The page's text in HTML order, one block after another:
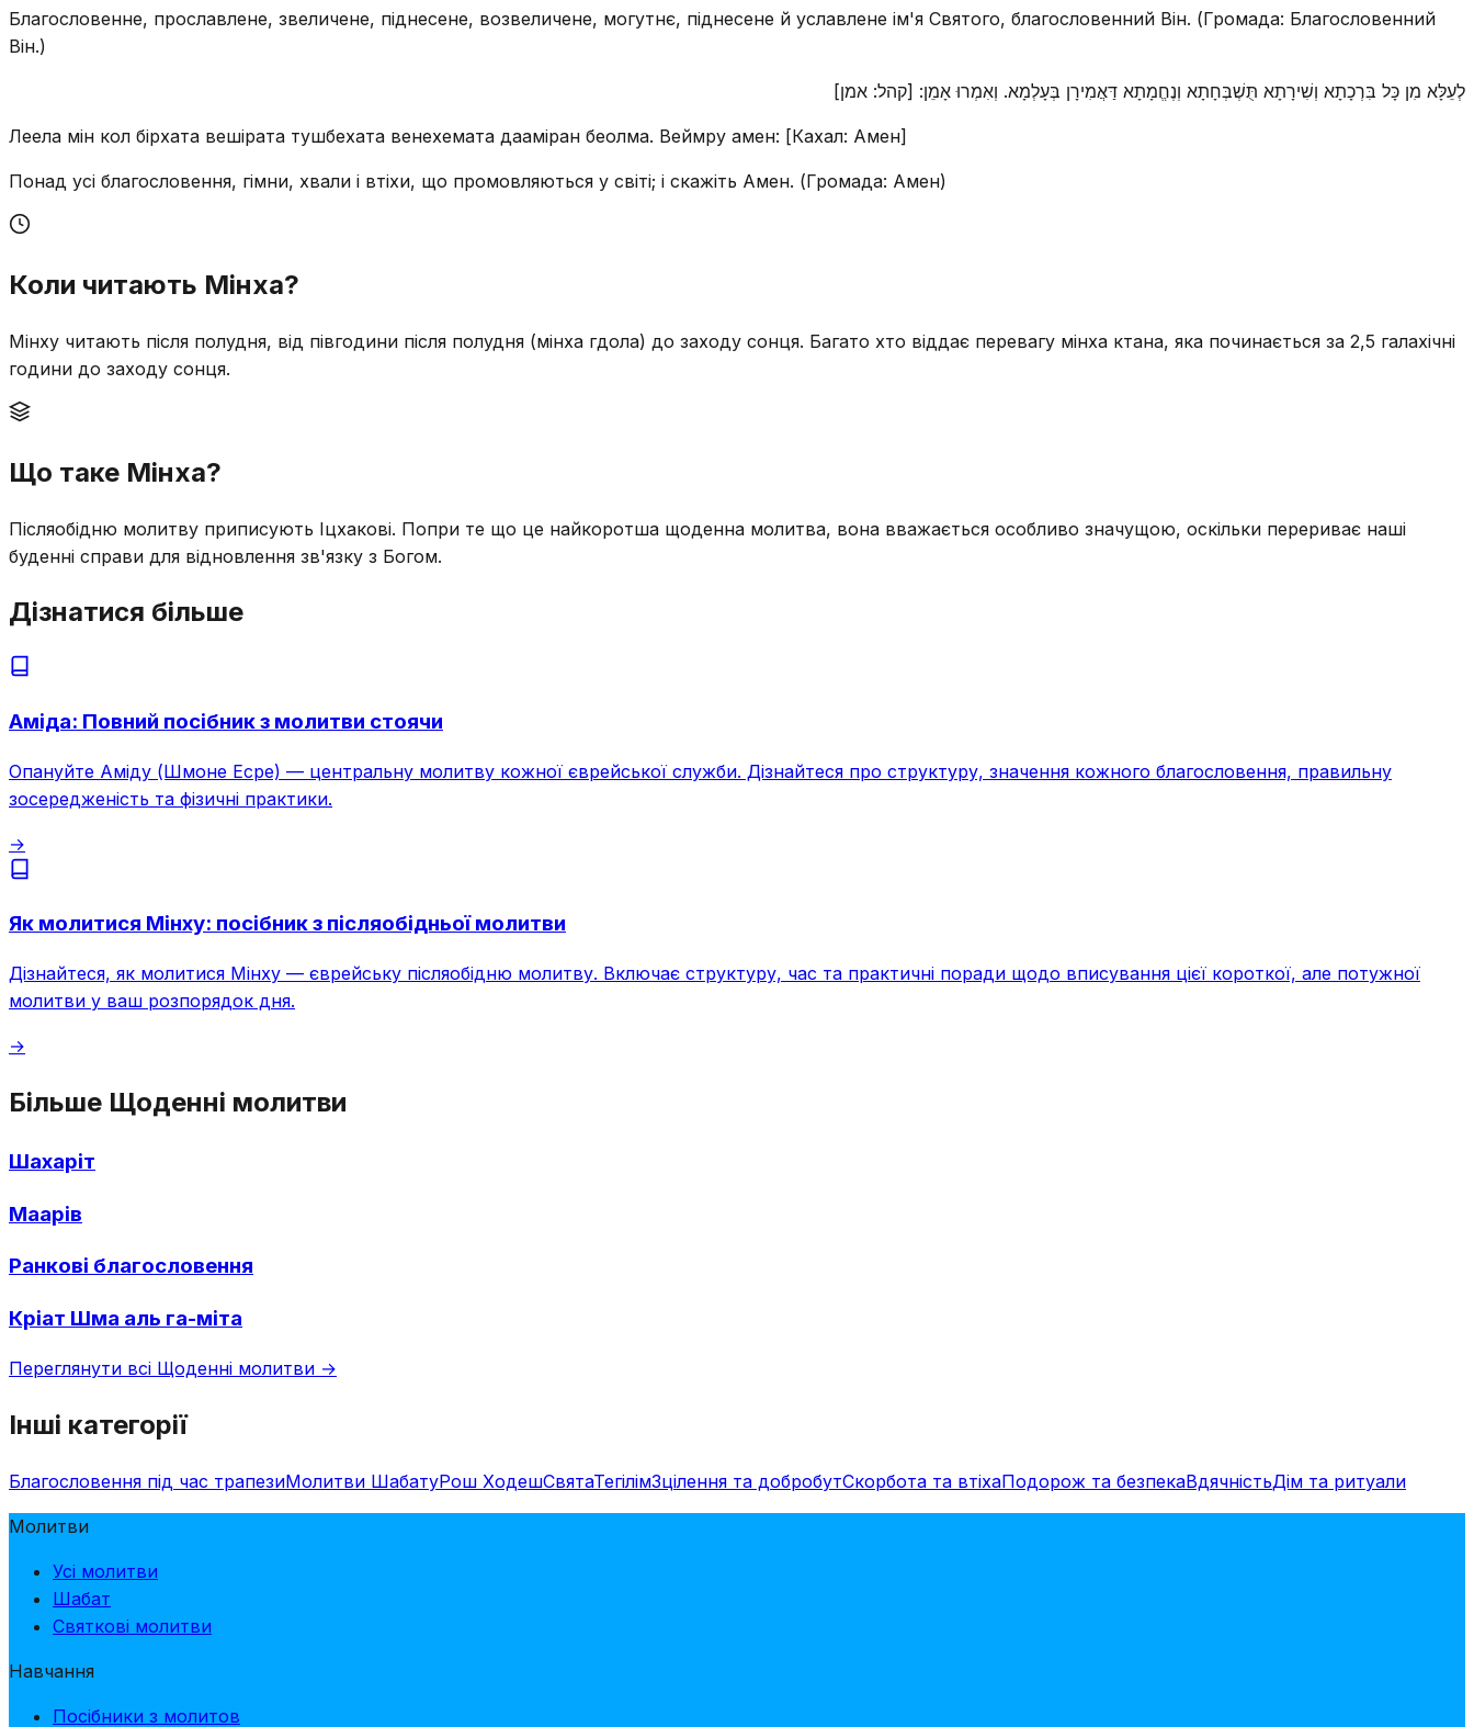
Благословенне, прославлене, звеличене, піднесене, возвеличене, могутнє, піднесене й уславлене ім'я Святого, благословенний Він. (Громада: Благословенний
Він.)
לְעֵלָּא מִן כָּל בִּרְכָתָא וְשִׁירָתָא תֻּשְׁבְּחָתָא וְנֶחֱמָתָא דַּאֲמִירָן בְּעָלְמָא. וְאִמְרוּ אָמֵן: [קהל: אמן]
Леела мін кол бірхата вешірата тушбехата венехемата дааміран беолма. Веймру амен: [Кахал: Амен]
Понад усі благословення, гімни, хвали і втіхи, що промовляються у світі; і скажіть Амен. (Громада: Амен)
Коли читають Мінха?
Мінху читають після полудня, від півгодини після полудня (мінха гдола) до заходу сонця. Багато хто віддає перевагу мінха ктана, яка починається за 2,5 галахічні
години до заходу сонця.
Що таке Мінха?
Післяобідню молитву приписують Іцхакові. Попри те що це найкоротша щоденна молитва, вона вважається особливо значущою, оскільки перериває наші
буденні справи для відновлення зв'язку з Богом.
Дізнатися більше
Аміда: Повний посібник з молитви стоячи
Опануйте Аміду (Шмоне Есре) — центральну молитву кожної єврейської служби. Дізнайтеся про структуру, значення кожного благословення, правильну
зосередженість та фізичні практики.
→
Як молитися Мінху: посібник з післяобідньої молитви
Дізнайтеся, як молитися Мінху — єврейську післяобідню молитву. Включає структуру, час та практичні поради щодо вписування цієї короткої, але потужної
молитви у ваш розпорядок дня.
→
Більше Щоденні молитви
Шахаріт
Маарів
Ранкові благословення
Кріат Шма аль га-міта
Переглянути всі Щоденні молитви →
Інші категорії
Благословення під час трапезиМолитви ШабатуРош ХодешСвятаТегілімЗцілення та добробутСкорбота та втіхаПодорож та безпекаВдячністьДім та ритуали
Молитви
Усі молитви
Шабат
Святкові молитви
Навчання
Посібники з молитов